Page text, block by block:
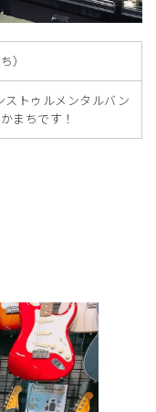
）
ストゥルメンタルバン
まちです！